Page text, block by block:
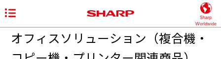
Sharp
Worldwide
オフィスソリューション（複合機・